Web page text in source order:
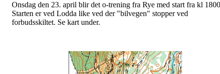
Onsdag den 23. april blir det o-trening fra Rye med start fra kl
Starten er ved Lodda like ved der "bilvegen" stopper ved
forbudsskiltet. Se kart under.